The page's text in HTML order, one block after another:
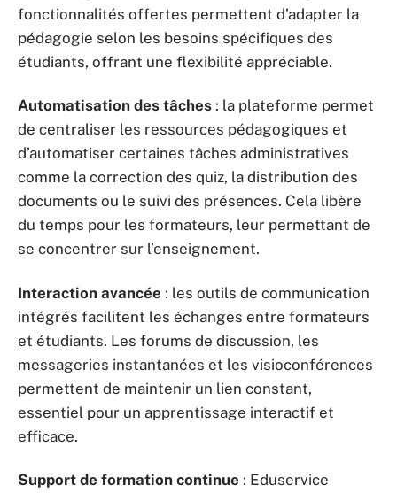
fonctionnalités offertes permettent d’adapter la
pédagogie selon les besoins spécifiques des
étudiants, offrant une flexibilité appréciable.
Automatisation des tâches : la plateforme permet
de centraliser les ressources pédagogiques et
d’automatiser certaines tâches administratives
comme la correction des quiz, la distribution des
documents ou le suivi des présences. Cela libère
du temps pour les formateurs, leur permettant de
se concentrer sur l’enseignement.
Interaction avancée : les outils de communication
intégrés facilitent les échanges entre formateurs
et étudiants. Les forums de discussion, les
messageries instantanées et les visioconférences
permettent de maintenir un lien constant,
essentiel pour un apprentissage interactif et
efficace.
Support de formation continue : Eduservice